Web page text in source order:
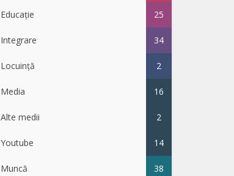
Educație 25
Integrare 34
Locuință 2
Media 16
Alte medii 2
Youtube 14
Muncă 38